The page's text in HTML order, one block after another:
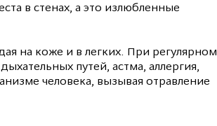
в стенах, а это излюбленные
на коже и в легких. При регулярном
путей, астма, аллергия,
человека, вызывая отравление